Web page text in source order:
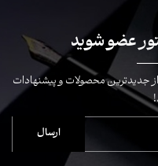
عضو شوید
جدیدترین محصولات و پیشنهادات